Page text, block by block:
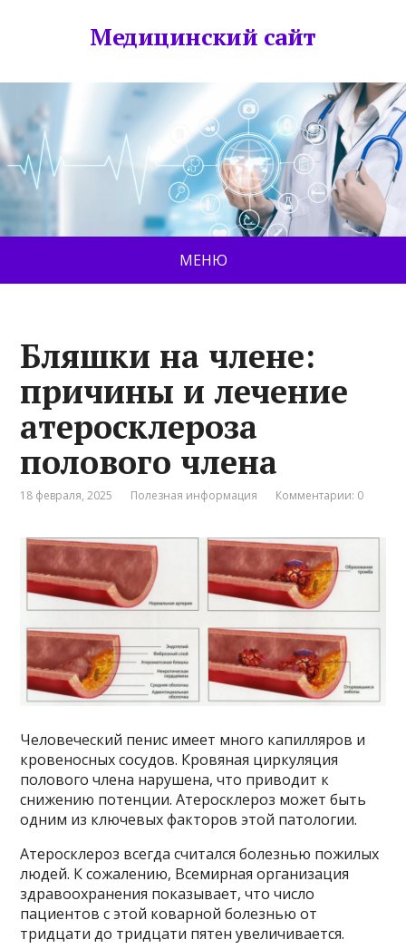
Медицинский сайт
МЕНЮ
Бляшки на члене:
причины и лечение
атеросклероза
полового члена
18 февраля, 2025 Полезная информация Комментарии: 0
Человеческий пенис имеет много капилляров и
кровеносных сосудов. Кровяная циркуляция
полового члена нарушена, что приводит к
снижению потенции. Атеросклероз может быть
одним из ключевых факторов этой патологии.
Атеросклероз всегда считался болезнью пожилых
людей. К сожалению, Всемирная организация
здравоохранения показывает, что число
пациентов с этой коварной болезнью от
тридцати до тридцати пятен увеличивается.